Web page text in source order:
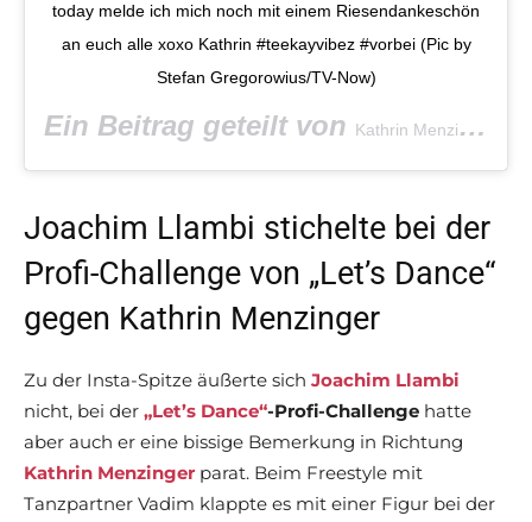
today melde ich mich noch mit einem Riesendankeschön
an euch alle xoxo Kathrin #teekayvibez #vorbei (Pic by
Stefan Gregorowius/TV-Now)
Ein Beitrag geteilt von Kathrin Menzinger
Joachim Llambi stichelte bei der
Profi-Challenge von „Let’s Dance“
gegen Kathrin Menzinger
Zu der Insta-Spitze äußerte sich Joachim Llambi
nicht, bei der „Let’s Dance“-Profi-Challenge hatte
aber auch er eine bissige Bemerkung in Richtung
Kathrin Menzinger parat. Beim Freestyle mit
Tanzpartner Vadim klappte es mit einer Figur bei der